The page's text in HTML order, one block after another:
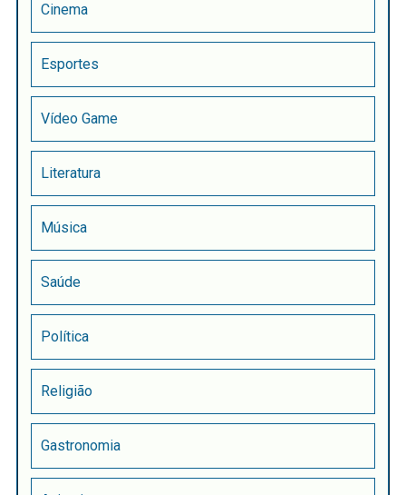
Cinema
Esportes
Vídeo Game
Literatura
Música
Saúde
Política
Religião
Gastronomia